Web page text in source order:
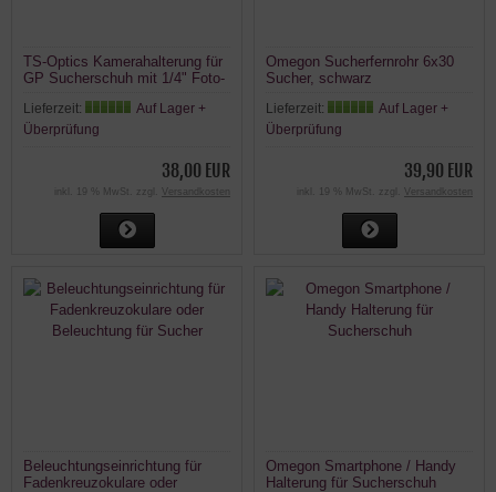
TS-Optics Kamerahalterung für
GP Sucherschuh mit 1/4" Foto-
Lieferzeit:
Auf Lager +
Überprüfung
38,00 EUR
inkl. 19 % MwSt. zzgl. Versandkosten
Omegon Sucherfernrohr 6x30
Sucher, schwarz
Lieferzeit:
Auf Lager +
Überprüfung
39,90 EUR
inkl. 19 % MwSt. zzgl. Versandkosten
Beleuchtungseinrichtung für
Fadenkreuzokulare oder
Omegon Smartphone / Handy
Halterung für Sucherschuh